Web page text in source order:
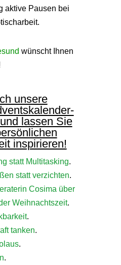
aktive Pausen bei
wünscht Ihnen
unsere
lassen Sie
inspirieren!
statt Multitasking.
statt verzichten.
Cosima über
Weihnachtszeit.
.
tanken.
.
.